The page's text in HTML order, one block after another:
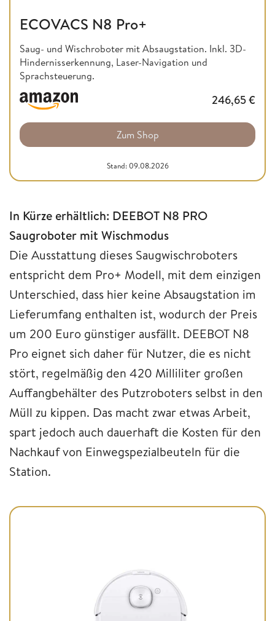
ECOVACS N8 Pro+
Saug- und Wischroboter mit Absaugstation. Inkl. 3D-
Hindernisserkennung, Laser-Navigation und
Sprachsteuerung.
246,65€
Zum Shop
Stand: 09.08.2026
In Kürze erhältlich: DEEBOT N8 PRO
Saugroboter mit Wischmodus
Die Ausstattung dieses Saugwischroboters
entspricht dem Pro+ Modell, mit dem einzigen
Unterschied, dass hier keine Absaugstation im
Lieferumfang enthalten ist, wodurch der Preis
um 200 Euro günstiger ausfällt. DEEBOT N8
Pro eignet sich daher für Nutzer, die es nicht
stört, regelmäßig den 420 Milliliter großen
Auffangbehälter des Putzroboters selbst in den
Müll zu kippen. Das macht zwar etwas Arbeit,
spart jedoch auch dauerhaft die Kosten für den
Nachkauf von Einwegspezialbeuteln für die
Station.